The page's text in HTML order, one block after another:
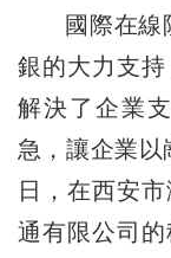
國際在線陝
銀的大力支持
解決了企業
急，讓企業以
日，在西安
通有限公司